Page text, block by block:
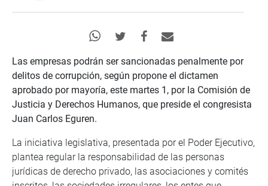
Las empresas podrán ser sancionadas penalmente por
delitos de corrupción, según propone el dictamen
aprobado por mayoría, este martes 1, por la Comisión de
Justicia y Derechos Humanos, que preside el congresista
Juan Carlos Eguren.
La iniciativa legislativa, presentada por el Poder Ejecutivo,
plantea regular la responsabilidad de las personas
jurídicas de derecho privado, las asociaciones y comités